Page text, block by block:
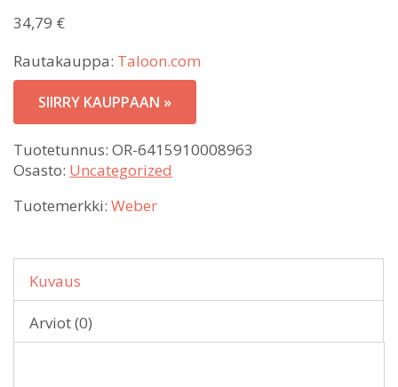
34,79 €
Rautakauppa: Taloon.com
SIIRRY KAUPPAAN »
Tuotetunnus: OR-6415910008963
Osasto: Uncategorized
Tuotemerkki: Weber
Kuvaus
Arviot (0)